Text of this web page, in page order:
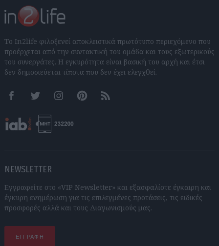
Το In2life φιλοξενεί αποκλειστικά πρωτότυπο περιεχόμενο που
προέρχεται από την συντακτική του ομάδα και τους εξωτερικούς
του συνεργάτες. Η εγκυρότητα είναι βασική του αρχή και έτσι
δεν δημοσιεύεται τίποτα που δεν έχει ελεγχθεί.
FacebookTwitter InstagramPinterestRSS feeds
NEWSLETTER
Εγγραφείτε στο «VIP Newsletter» και εξασφαλίστε έγκαιρη και
έγκυρη ενημέρωση για τις επιλεγμένες προτάσεις, τις ειδικές
προσφορές αλλά και τους Διαγωνισμούς μας.
ΕΓΓΡΑΦΗ